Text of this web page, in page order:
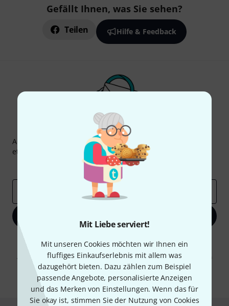
Mit Liebe serviert!
Mit unseren Cookies möchten wir Ihnen ein
fluffiges Einkaufserlebnis mit allem was
dazugehört bieten. Dazu zählen zum Beispiel
passende Angebote, personalisierte Anzeigen
und das Merken von Einstellungen. Wenn das für
Sie okay ist, stimmen Sie der Nutzung von Cookies
Gefällt Ihnen, was Sie sehen?
Teilen Hilfe & Feedback
Thomann Newsletter
Abonniere den Thomann Newsletter und gewinne mit
etwas Glück einen von
50 Gutscheinenüber jeweils
Inspirierende Beiträge
Deals
Mit Klick auf „Jetzt anmelden“ stimmen Sie dem Erhalt von E-Mail-
Werbung und einer Messung des E-Mail-Nutzungsverhaltens zu. Die
Abmeldung ist jederzeit möglich. Weitere Informationen finden Sie in
unserenDatenschutzhinweisen.
* Pflichtfeld